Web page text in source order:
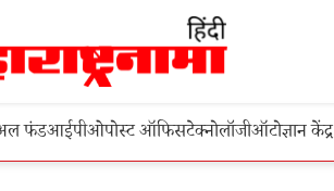
फंडआईपीओपोस्ट ऑफिसटेक्नोलॉजीऑटोज्ञान केंद्र